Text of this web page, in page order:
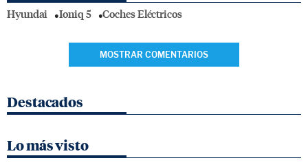
Hyundai Ioniq 5 Coches Eléctricos
MOSTRAR COMENTARIOS
Destacados
Lo más visto